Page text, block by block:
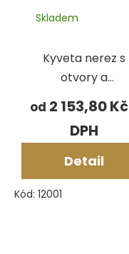
Kyveta nerez s
otvory a
prstencem
Skladem
od 2 153,80 Kč
Detail
Kód: 12001